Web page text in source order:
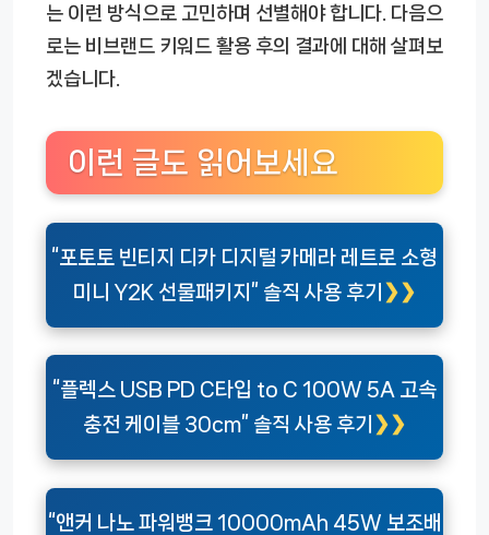
는 이런 방식으로 고민하며 선별해야 합니다. 다음으
로는 비브랜드 키워드 활용 후의 결과에 대해 살펴보
겠습니다.
이런 글도 읽어보세요
“포토토 빈티지 디카 디지털 카메라 레트로 소형
미니 Y2K 선물패키지” 솔직 사용 후기
“플렉스 USB PD C타입 to C 100W 5A 고속
충전 케이블 30cm” 솔직 사용 후기
“앤커 나노 파워뱅크 10000mAh 45W 보조배